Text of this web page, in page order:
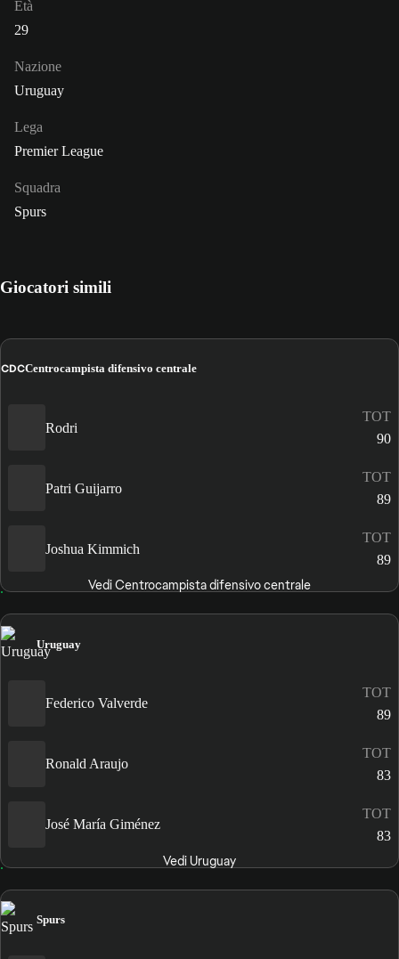
Età
29
Nazione
Uruguay
Lega
Premier League
Squadra
Spurs
Giocatori simili
CDCCentrocampista difensivo centrale
Rodri
TOT
90
Patri Guijarro
TOT
89
Joshua Kimmich
TOT
89
Vedi Centrocampista difensivo centrale
Uruguay
Federico Valverde
TOT
89
Ronald Araujo
TOT
83
José María Giménez
TOT
83
Vedi Uruguay
Spurs